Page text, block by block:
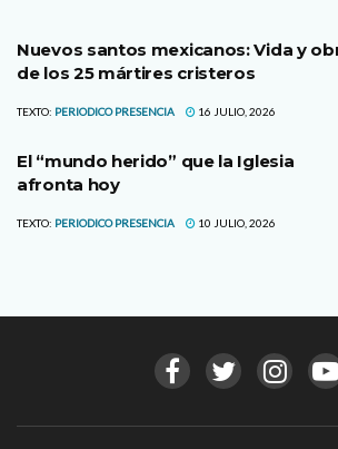
Nuevos santos mexicanos: Vida y
de los 25 mártires cristeros
TEXTO: PERIODICO PRESENCIA 16 JULIO, 2026
El “mundo herido” que la Iglesia
afronta hoy
TEXTO: PERIODICO PRESENCIA 10 JULIO, 2026